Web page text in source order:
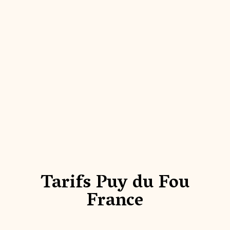
Tarifs Puy du Fou
France